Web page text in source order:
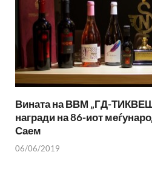
Вината на ВВМ „ГД-
награди на 86-иот
Саем
06/06/2019